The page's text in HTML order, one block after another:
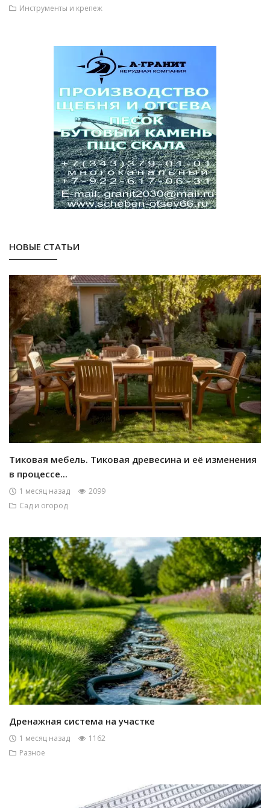
Инструменты и крепеж
НОВЫЕ СТАТЬИ
Тиковая мебель. Тиковая древесина и её изменения
в процессе...
1 месяц назад
2099
Сад и огород
Дренажная система на участке
1 месяц назад
1162
Разное